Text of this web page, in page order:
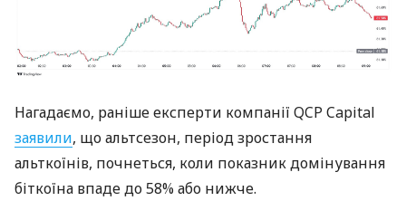
Нагадаємо, раніше експерти компанії QCP Capital
заявили, що альтсезон, період зростання
альткоїнів, почнеться, коли показник домінування
біткоїна впаде до 58% або нижче.